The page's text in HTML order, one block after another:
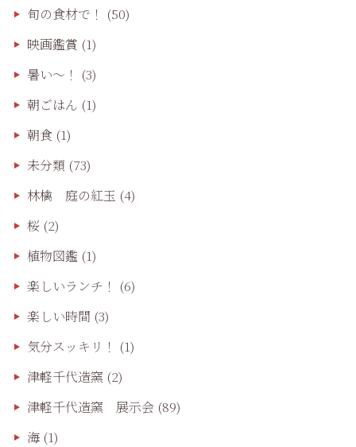
旬の食材で！ (50)
映画鑑賞 (1)
暑い～！ (3)
朝ごはん (1)
朝食(1)
未分類 (73)
林檎 庭の紅玉 (4)
桜(2)
植物図鑑 (1)
楽しいランチ！ (6)
楽しい時間 (3)
気分スッキリ！ (1)
津軽千代造窯 (2)
津軽千代造窯 展示会(89)
海(1)